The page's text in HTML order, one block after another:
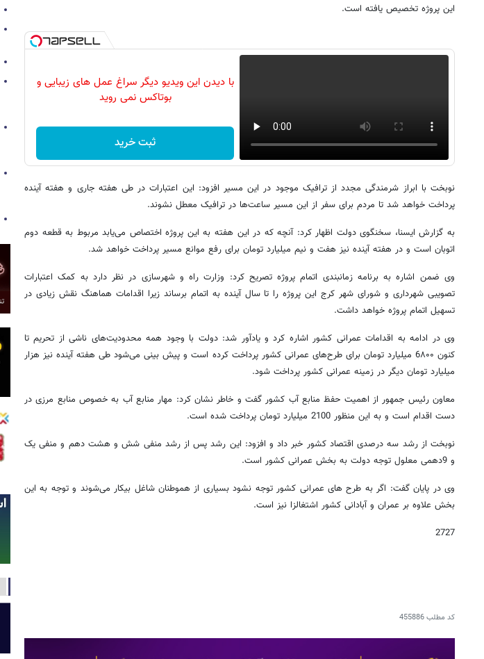
این پروژه تخصیص یافته است.
با دیدن این ویدیو دیگر سراغ عمل های زیبایی و
بوتاکس نمی روید
ثبت خرید
نوبخت با ابراز شرمندگی مجدد از ترافیک موجود در این مسیر افزود: این اعتبارات در طی هفته جاری و هفته آینده
پرداخت خواهد شد تا مردم برای سفر از این مسیر ساعت‌ها در ترافیک معطل نشوند.
به گزارش ايسنا، سخنگوی دولت اظهار کرد: آنچه که در این هفته به این پروژه اختصاص می‌یابد مربوط به قطعه دوم
اتوبان است و در هفته آینده نیز هفت و نیم میلیارد تومان برای رفع موانع مسیر پرداخت خواهد شد.
وی ضمن اشاره به برنامه زمانبندی اتمام پروژه تصریح کرد: وزارت راه و شهرسازی در نظر دارد به کمک اعتبارات
تصویبی شهرداری و شورای شهر کرج این پروژه را تا سال آینده به اتمام برساند زیرا اقدامات هماهنگ نقش زیادی در
تسهیل اتمام پروژه خواهد داشت.
وی در ادامه به اقدامات عمرانی کشور اشاره کرد و یادآور شد: دولت با وجود همه محدودیت‌های ناشی از تحریم تا
کنون 6۸۰۰ میلیارد تومان برای طرح‌های عمرانی کشور پرداخت کرده است و پیش بینی می‌شود طی هفته آینده نیز هزار
میلیارد تومان دیگر در زمینه عمرانی کشور پرداخت شود.
معاون رئیس جمهور از اهمیت حفظ منابع آب کشور گفت و خاطر نشان کرد: مهار منابع آب به خصوص منابع مرزی در
دست اقدام است و به این منظور 2100 میلیارد تومان پرداخت شده است.
نوبخت از رشد سه درصدی اقتصاد کشور خبر داد و افزود: این رشد پس از رشد منفی شش و هشت دهم و منفی یک
و 9دهمی معلول توجه دولت به بخش عمرانی کشور است.
وی در پایان گفت: اگر به طرح های عمرانی کشور توجه نشود بسیاری از هموطنان شاغل بیکار می‌شوند و توجه به این
بخش علاوه بر عمران و آبادانی کشور اشتغالزا نیز است.
2727
کد مطلب455886